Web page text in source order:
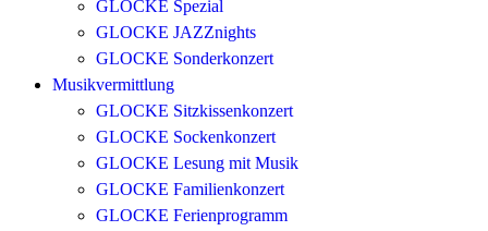
GLOCKE Spezial
GLOCKE JAZZnights
GLOCKE Sonderkonzert
Musikvermittlung
GLOCKE Sitzkissenkonzert
GLOCKE Sockenkonzert
GLOCKE Lesung mit Musik
GLOCKE Familienkonzert
GLOCKE Ferienprogramm